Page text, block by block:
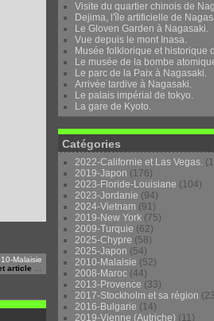
Malaisie
article
Visite du quartier chinois de
Dejima, l'île artificielle de
Le Gloven Garden à Nagasaki.
Vue depuis le mont Inasa.
Musée folklorique et historique
Le musée de la bombe
Le parc de la Paix à Nagasaki.
Arrivée tardive à Nagasaki.
Le palais impérial de tokyo.
La gare de Kyoto.
Catégories
2022-Californie et Las Vegas.
2019-Japon (176)
2023-Floride-Louisiane (104)
2023-Jordanie (94)
2024-Vietnam (91)
2019-New York (75)
2009-Turquie (62)
2025-Chypre (58)
2025-Japon (54)
2010-Malaisie (52)
2008-Maroc (44)
2013-Provence (33)
2017-Stockholm et sa région
2016-Bulgarie (14)
2019-Vienne (Autriche) (11)